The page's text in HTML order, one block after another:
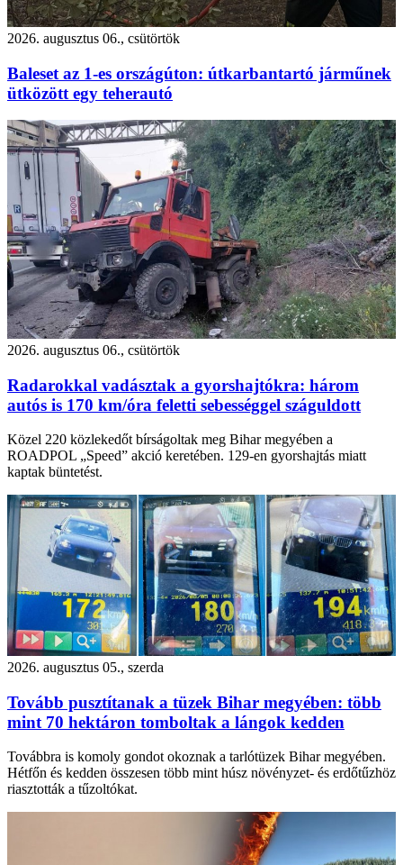
2026. augusztus 06., csütörtök
Baleset az 1-es országúton: útkarbantartó járműnek
ütközött egy teherautó
2026. augusztus 06., csütörtök
Radarokkal vadásztak a gyorshajtókra: három
autós is 170 km/óra feletti sebességgel száguldott
Közel 220 közlekedőt bírságoltak meg Bihar megyében a
ROADPOL „Speed” akció keretében. 129-en gyorshajtás miatt
kaptak büntetést.
2026. augusztus 05., szerda
Tovább pusztítanak a tüzek Bihar megyében: több
mint 70 hektáron tomboltak a lángok kedden
Továbbra is komoly gondot okoznak a tarlótüzek Bihar megyében.
Hétfőn és kedden összesen több mint húsz növényzet- és erdőtűzhöz
riasztották a tűzoltókat.